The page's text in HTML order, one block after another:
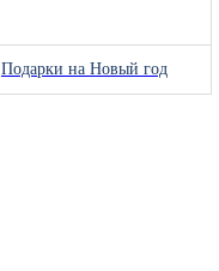
Подарки на Новый год